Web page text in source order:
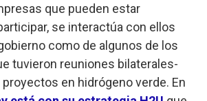
que pueden estar
se interactúa con ellos
como de algunos de los
tuvieron reuniones bilaterales-
en hidrógeno verde. En